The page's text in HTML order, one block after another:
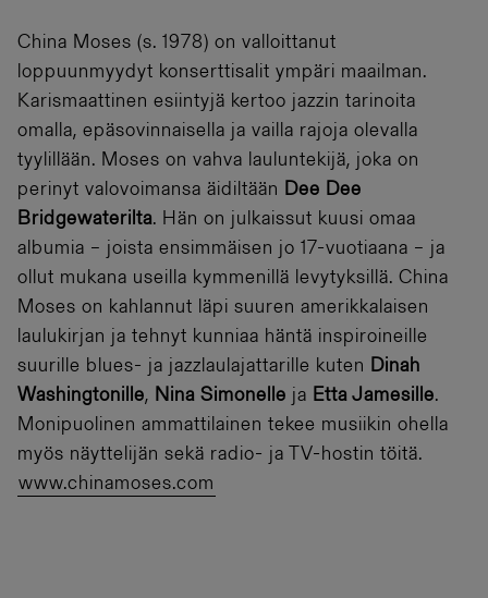
China Moses (s. 1978) on valloittanut
loppuunmyydyt konserttisalit ympäri maailman.
Karismaattinen esiintyjä kertoo jazzin tarinoita
omalla, epäsovinnaisella ja vailla rajoja olevalla
tyylillään. Moses on vahva lauluntekijä, joka on
perinyt valovoimansa äidiltään Dee Dee
Bridgewaterilta. Hän on julkaissut kuusi omaa
albumia – joista ensimmäisen jo 17-vuotiaana – ja
ollut mukana useilla kymmenillä levytyksillä. China
Moses on kahlannut läpi suuren amerikkalaisen
laulukirjan ja tehnyt kunniaa häntä inspiroineille
suurille blues- ja jazzlaulajattarille kuten Dinah
Washingtonille, Nina Simonelle ja Etta Jamesille.
Monipuolinen ammattilainen tekee musiikin ohella
myös näyttelijän sekä radio- ja TV-hostin töitä.
www.chinamoses.com